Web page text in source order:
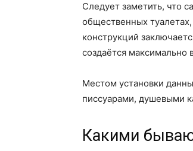
Следует заметить, что
общественных
конструкций
создаётся максимально
Местом установки
писсуарами, душевыми
Какими